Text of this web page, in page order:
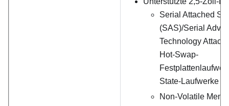
Serial Attached
(SAS)/Serial
Technology
Hot-Swap-
State-Laufwerke
Non-Volatile